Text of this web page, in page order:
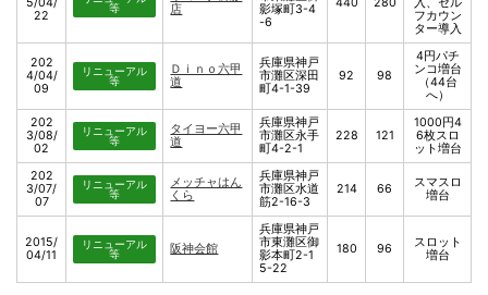
5/04/
22
等
店
影塚町3-4
-6
440 280
入、セル
フカウン
ター導入
202
4/04/
09
リニューアル
等
Ｄｉｎｏ六甲
道
兵庫県神戸
市灘区深田
町4-1-39
92 98
4円パチ
ンコ増台
（44台
へ）
202
3/08/
02
リニューアル
等
タイヨー六甲
道
兵庫県神戸
市灘区永手
町4-2-1
228 121
1000円4
6枚スロ
ット増台
202
3/07/
07
リニューアル
等
メッチャはん
くら
兵庫県神戸
市灘区水道
筋2-16-3
214 66
スマスロ
増台
2015/
04/11
リニューアル
等
阪神会館
兵庫県神戸
市東灘区御
影本町2-1
5-22
180 96
スロット
増台